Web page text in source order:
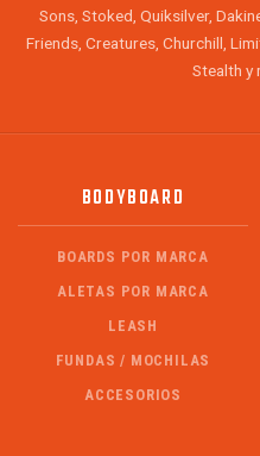
Sons, Stoked, Quiksilver,
Friends, Creatures, Churchill,
Stealth y
BODYBOARD
BOARDS POR MARCA
ALETAS POR MARCA
LEASH
FUNDAS / MOCHILAS
ACCESORIOS